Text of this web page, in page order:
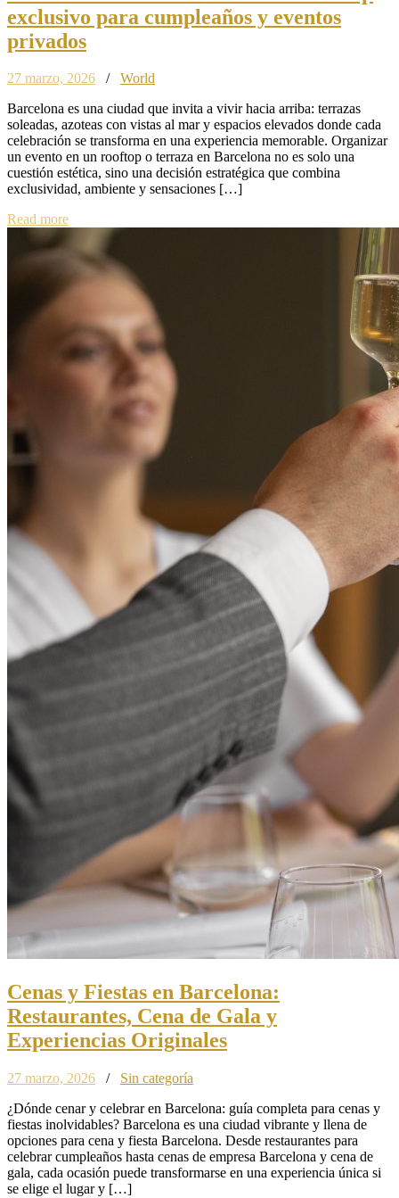
exclusivo para cumpleaños y eventos
privados
27 marzo, 2026 / World
Barcelona es una ciudad que invita a vivir hacia arriba: terrazas
soleadas, azoteas con vistas al mar y espacios elevados donde cada
celebración se transforma en una experiencia memorable. Organizar
un evento en un rooftop o terraza en Barcelona no es solo una
cuestión estética, sino una decisión estratégica que combina
exclusividad, ambiente y sensaciones […]
Read more
Cenas y Fiestas en Barcelona:
Restaurantes, Cena de Gala y
Experiencias Originales
27 marzo, 2026 / Sin categoría
¿Dónde cenar y celebrar en Barcelona: guía completa para cenas y
fiestas inolvidables? Barcelona es una ciudad vibrante y llena de
opciones para cena y fiesta Barcelona. Desde restaurantes para
celebrar cumpleaños hasta cenas de empresa Barcelona y cena de
gala, cada ocasión puede transformarse en una experiencia única si
se elige el lugar y […]